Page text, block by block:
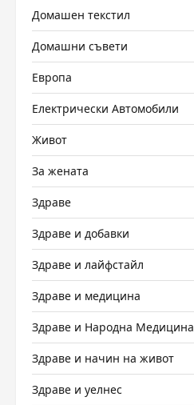
Домашен текстил
Домашни съвети
Европа
Електрически Автомобили
Живот
За жената
Здраве
Здраве и добавки
Здраве и лайфстайл
Здраве и медицина
Здраве и Народна Медицина
Здраве и начин на живот
Здраве и уелнес